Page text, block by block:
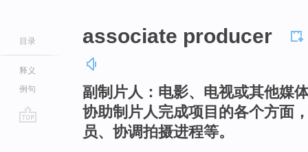
目录
释义
例句
associate producer
副制片人：电影、电视或其他媒
协助制片人完成项目的各个方面
员、协调拍摄进程等。